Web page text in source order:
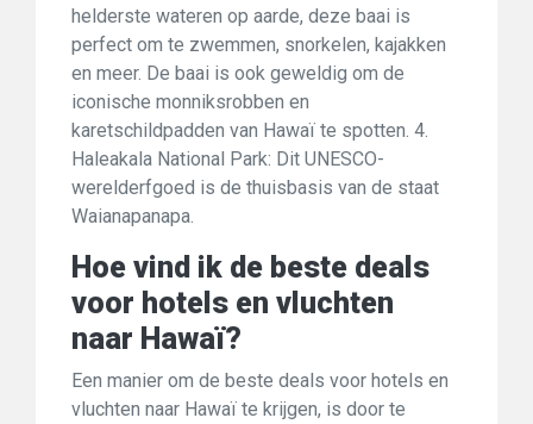
helderste wateren op aarde, deze baai is
perfect om te zwemmen, snorkelen, kajakken
en meer. De baai is ook geweldig om de
iconische monniksrobben en
karetschildpadden van Hawaï te spotten. 4.
Haleakala National Park: Dit UNESCO-
werelderfgoed is de thuisbasis van de staat
Waianapanapa.
Hoe vind ik de beste deals
voor hotels en vluchten
naar Hawaï?
Een manier om de beste deals voor hotels en
vluchten naar Hawaï te krijgen, is door te